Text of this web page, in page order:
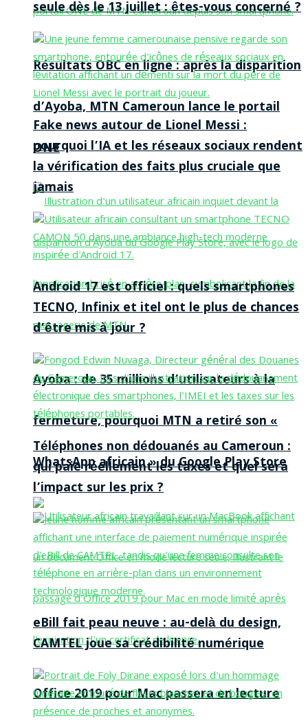
Résultats OBC en ligne : après la disparition
d’Ayoba, MTN Cameroun lance le portail
ONE
Ayoba : de 35 millions d’utilisateurs à la
fermeture, pourquoi MTN a retiré son «
WhatsApp africain » du Google Play Store
Office 2019 pour Mac passera en lecture
seule dès le 13 juillet : êtes-vous concerné ?
Fake news autour de Lionel Messi :
pourquoi l’IA et les réseaux sociaux rendent
la vérification des faits plus cruciale que
jamais
Android 17 est officiel : quels smartphones
TECNO, Infinix et itel ont le plus de chances
d’être mis à jour ?
Téléphones non dédouanés au Cameroun :
qui paie réellement les taxes et quel sera
l’impact sur les prix ?
eBill fait peau neuve : au-delà du design,
CAMTEL joue sa crédibilité numérique